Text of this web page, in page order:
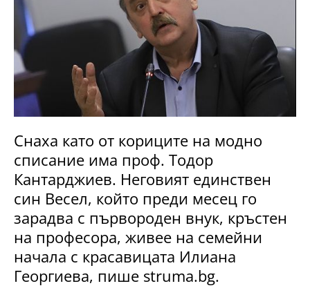
Снаха като от кориците на модно
списание има проф. Тодор
Кантарджиев. Неговият единствен
син Весел, който преди месец го
зарадва с първороден внук, кръстен
на професора, живее на семейни
начала с красавицата Илиана
Георгиева, пише struma.bg.